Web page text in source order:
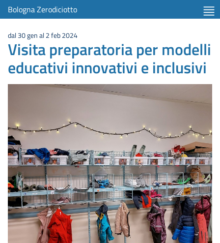
item 1 of 2
Bologna Zerodiciotto
dal 30 gen al 2 feb 2024
Visita preparatoria per modelli
educativi innovativi e inclusivi